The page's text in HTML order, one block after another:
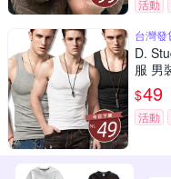
活動
台灣發
D.
服 男
$49
活動